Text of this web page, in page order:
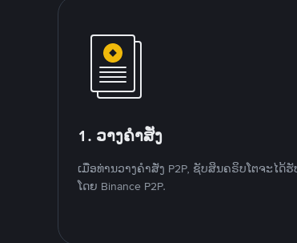
1. ວາງຄໍາສັ່ງ
ເມື່ອທ່ານວາງຄໍາສັ່ງ P2P, ຊັບສິນຄຣິບໂຕຈະໄດ້
ໂດຍ Binance P2P.